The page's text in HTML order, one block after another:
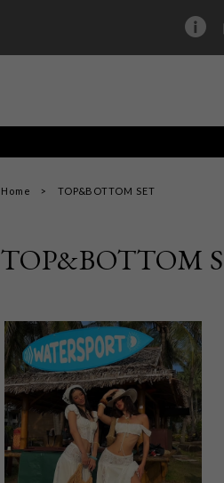
Home TOP&BOTTOM SET
TOP&BOTTOM